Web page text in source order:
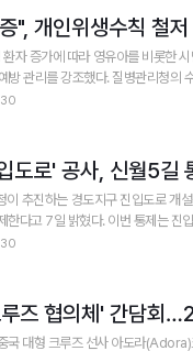
", 개인위생수칙 철
자 증가에 따라 영유아를 비롯한
학 시장은 시민 건강 보호를 위
도로' 공사, 신월5길
이 추진하는 경도지구 진입도로 개
다고 7일 밝혔다. 이번 통제는 진
즈 협의체' 간담회
국 대형 크루즈 선사 아도라